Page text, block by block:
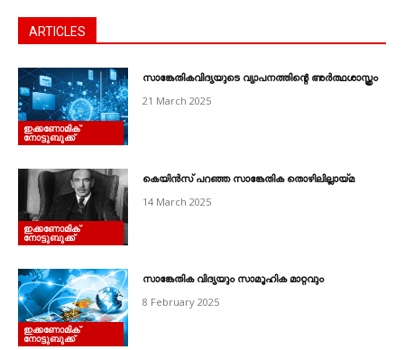
ARTICLES
ഇക്കണോമിക്
നോട്ടുബുക്ക്
സാങ്കേതികവിദ്യയുടെ വ്യാപനത്തിന്റെ അർത്ഥശാസ്ത്രം
21 March 2025
ഇക്കണോമിക്
നോട്ടുബുക്ക്
കെയിൻസ്‌ പറഞ്ഞ സാങ്കേതിക തൊഴിലില്ലായ്മ
14 March 2025
ഇക്കണോമിക്
നോട്ടുബുക്ക്
സാങ്കേതിക വിദ്യയും സാമൂഹിക മാറ്റവും
8 February 2025